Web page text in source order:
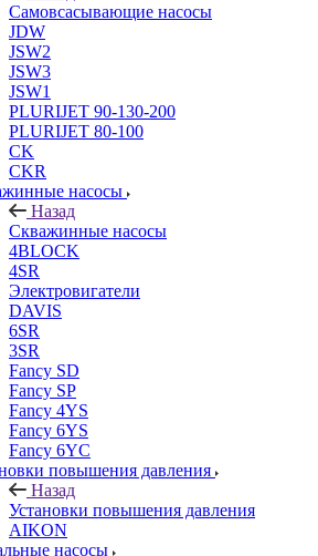
Самовсасывающие насосы
JDW
JSW2
JSW3
JSW1
PLURIJET 90-130-200
PLURIJET 80-100
CK
CKR
насосы
Назад
Скважинные насосы
4BLOCK
4SR
Электровигатели
DAVIS
6SR
3SR
Fancy SD
Fancy SP
Fancy 4YS
Fancy 6YS
Fancy 6YC
повышения давления
Назад
Установки повышения давления
AIKON
насосы